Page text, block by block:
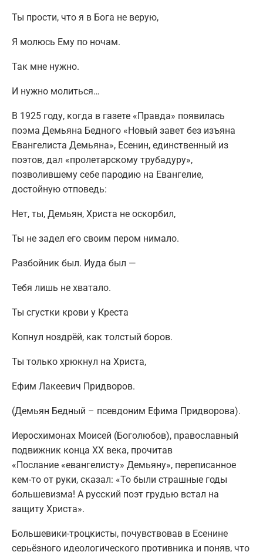
Ты прости, что я в Бога не верую,
Я молюсь Ему по ночам.
Так мне нужно.
И нужно молиться…
В 1925 году, когда в газете «Правда» появилась
поэма Демьяна Бедного «Новый завет без изъяна
Евангелиста Демьяна», Есенин, единственный из
поэтов, дал «пролетарскому трубадуру»,
позволившему себе пародию на Евангелие,
достойную отповедь:
Нет, ты, Демьян, Христа не оскорбил,
Ты не задел его своим пером нимало.
Разбойник был. Иуда был —
Тебя лишь не хватало.
Ты сгустки крови у Креста
Копнул ноздрёй, как толстый боров.
Ты только хрюкнул на Христа,
Ефим Лакеевич Придворов.
(Демьян Бедный – псевдоним Ефима Придворова).
Иеросхимонах Моисей (Боголюбов), православный
подвижник конца XX века, прочитав
«Послание «евангелисту» Демьяну», переписанное
кем-то от руки, сказал: «То были страшные годы
большевизма! А русский поэт грудью встал на
защиту Христа».
Большевики-троцкисты, почувствовав в Есенине
серьёзного идеологического противника и поняв, что